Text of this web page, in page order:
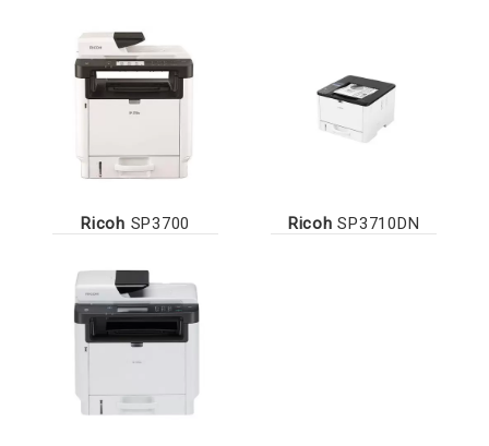
Ricoh SP3700 Ricoh SP3710DN